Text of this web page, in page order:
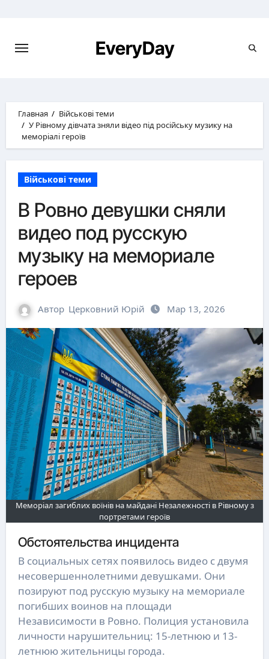
EveryDay
Главная
Військові теми
У Рівному дівчата зняли відео під російську музику на
меморіалі героїв
Військові теми
В Ровно девушки сняли
видео под русскую
музыку на мемориале
героев
Автор Церковний Юрій Мар 13, 2026
Меморіал загиблих воїнів на майдані Незалежності в Рівному з
портретами героїв
Обстоятельства инцидента
В социальных сетях появилось видео с двумя
несовершеннолетними девушками. Они
позируют под русскую музыку на мемориале
погибших воинов на площади
Независимости в Ровно. Полиция установила
личности нарушительниц: 15-летнюю и 13-
летнюю жительницы города.